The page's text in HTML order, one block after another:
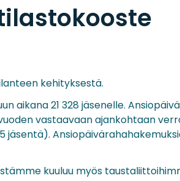
kehityksestä.
aikana 21 328 jäsenelle.
vastaavaan ajankohtaan
kuuluu myös